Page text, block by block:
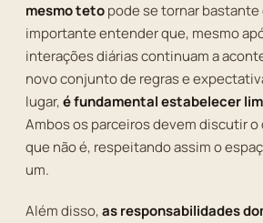
mesmo tetopode se tornar bastante
importante entender que, mesmo
interações diárias continuam a
novo conjunto de regras e
lugar,é fundamental estabelecer
Ambos os parceiros devem discutir o
que não é, respeitando assim o
um.
Além disso,as responsabilidades